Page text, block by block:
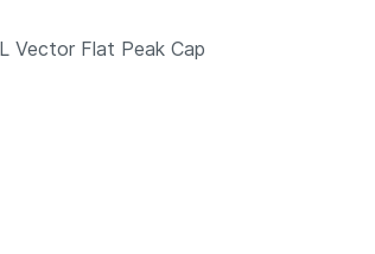
Vector Flat Peak Cap